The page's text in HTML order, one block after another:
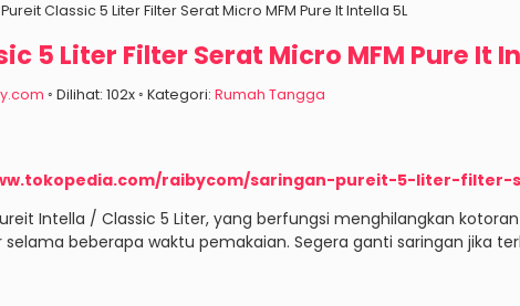
Classic 5 Liter Filter Serat Micro MFM Pure It Intella 5L
5 Liter Filter Serat Micro MFM Pure It
◦ Dilihat: 102x ◦ Kategori: Rumah Tangga
raibycom/saringan-pureit-5-liter-
Intella / Classic 5 Liter, yang berfungsi menghilangkan
beberapa waktu pemakaian. Segera ganti saringan jika